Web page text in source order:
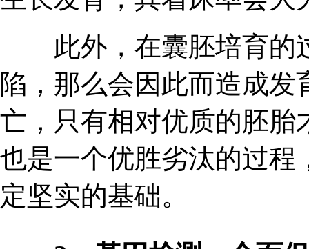
此外，在囊胚培育的
陷，那么会因此而造成
亡，只有相对优质的胚胎
也是一个优胜劣汰的过程
定坚实的基础。